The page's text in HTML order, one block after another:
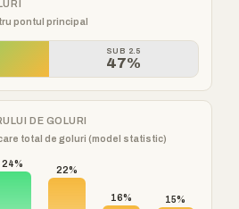
pontul principal
SUB 2.5
47%
DE GOLURI
total de goluri (model statistic)
24%
22%
16% 15%